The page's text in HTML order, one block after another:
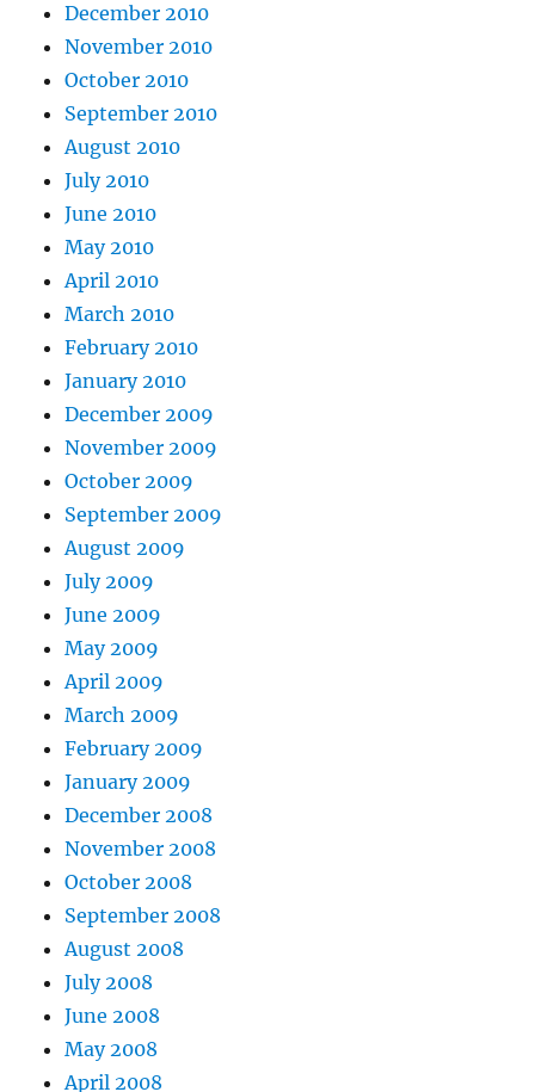
December 2010
November 2010
October 2010
September 2010
August 2010
July 2010
June 2010
May 2010
April 2010
March 2010
February 2010
January 2010
December 2009
November 2009
October 2009
September 2009
August 2009
July 2009
June 2009
May 2009
April 2009
March 2009
February 2009
January 2009
December 2008
November 2008
October 2008
September 2008
August 2008
July 2008
June 2008
May 2008
April 2008